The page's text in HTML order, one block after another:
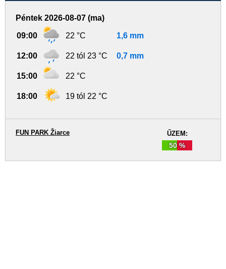
Péntek 2026-08-07 (ma)
09:00 22 °C 1,6 mm
12:00 22 tól 23 °C 0,7 mm
15:00 22 °C
18:00 19 tól 22 °C
ŰZEM:
50 %
FUN PARK Žiarce